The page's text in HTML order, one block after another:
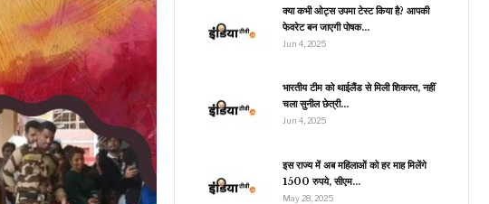
क्या कभी ओट्स उपमा टेस्ट किया है? आपकी
फेवरेट बन जाएगी पोषक…
Jun 4, 2025
भारतीय टीम को थाईलैंड से मिली शिकस्त, नहीं
चला सुनील छेत्री…
Jun 4, 2025
इस राज्य में अब महिलाओं को हर माह मिलेंगे
1500 रुपये, सीएम…
May 28, 2025